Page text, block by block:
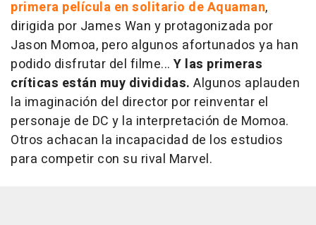
primera película en solitario deAquaman,
dirigida por James Wan y protagonizada por
Jason Momoa, pero algunos afortunados ya han
podido disfrutar del filme... Y las primeras
críticas están muy divididas. Algunos aplauden
la imaginación del director por reinventar el
personaje de DC y la interpretación de Momoa.
Otros achacan la incapacidad de los estudios
para competir con su rival Marvel.